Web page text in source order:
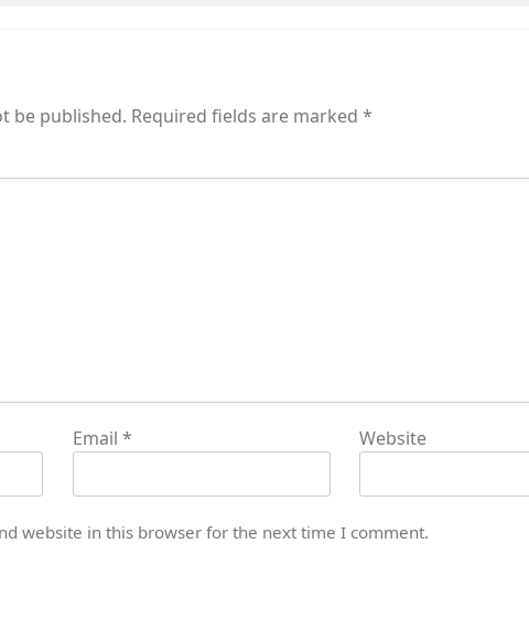
be published. Required fields are marked *
Email * Website
website in this browser for the next time I comment.